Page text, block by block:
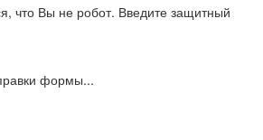
что Вы не робот. Введите защитный
формы...